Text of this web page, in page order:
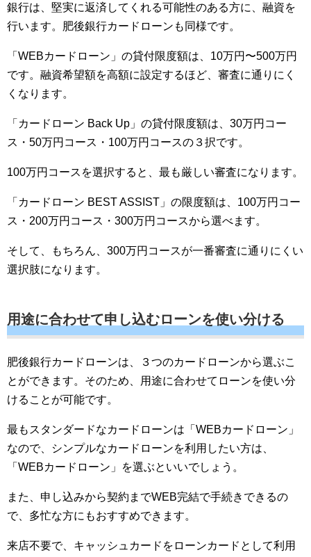
銀行は、堅実に返済してくれる可能性のある方に、融資を
行います。肥後銀行カードローンも同様です。
「WEBカードローン」の貸付限度額は、10万円〜500万円
です。融資希望額を高額に設定するほど、審査に通りにく
くなります。
「カードローン Back Up」の貸付限度額は、30万円コー
ス・50万円コース・100万円コースの３択です。
100万円コースを選択すると、最も厳しい審査になります。
「カードローン BEST ASSIST」の限度額は、100万円コー
ス・200万円コース・300万円コースから選べます。
そして、もちろん、300万円コースが一番審査に通りにくい
選択肢になります。
用途に合わせて申し込むローンを使い分ける
肥後銀行カードローンは、３つのカードローンから選ぶこ
とができます。そのため、用途に合わせてローンを使い分
けることが可能です。
最もスタンダードなカードローンは「WEBカードローン」
なので、シンプルなカードローンを利用したい方は、
「WEBカードローン」を選ぶといいでしょう。
また、申し込みから契約までWEB完結で手続きできるの
で、多忙な方にもおすすめできます。
来店不要で、キャッシュカードをローンカードとして利用